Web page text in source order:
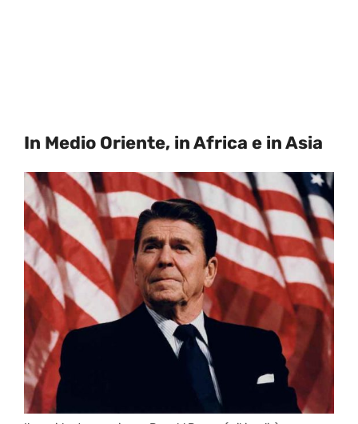
In Medio Oriente, in Africa e in Asia